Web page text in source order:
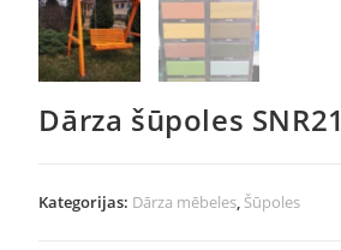
Dārza šūpoles SNR21
Kategorijas: Dārza mēbeles, Šūpoles